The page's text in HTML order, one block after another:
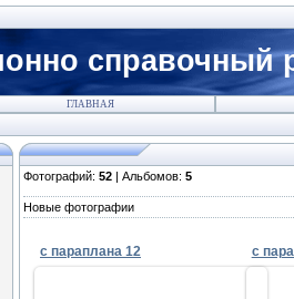
справочный
ГЛАВНАЯ
Фотографий: 52 | Альбомов: 5
Новые фотографии
c параплана 12 c